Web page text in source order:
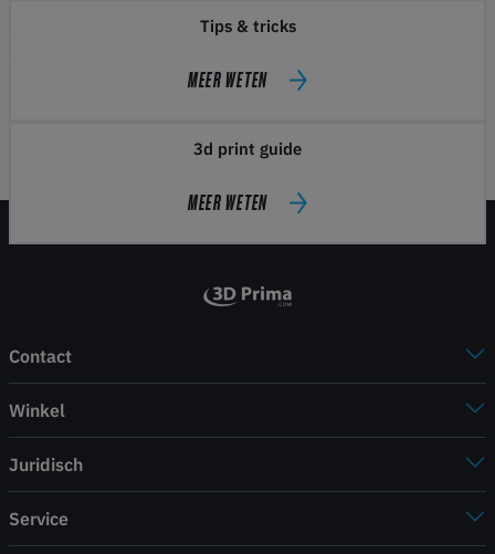
Tips & tricks
MEER WETEN
3d print guide
MEER WETEN
Contact
Winkel
Juridisch
Service